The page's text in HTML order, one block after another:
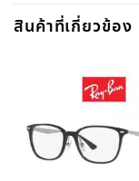
สินค้าที่เกี่ยวข้อง